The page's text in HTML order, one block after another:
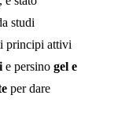
studi
principi attivi
e persino gel e
per dare